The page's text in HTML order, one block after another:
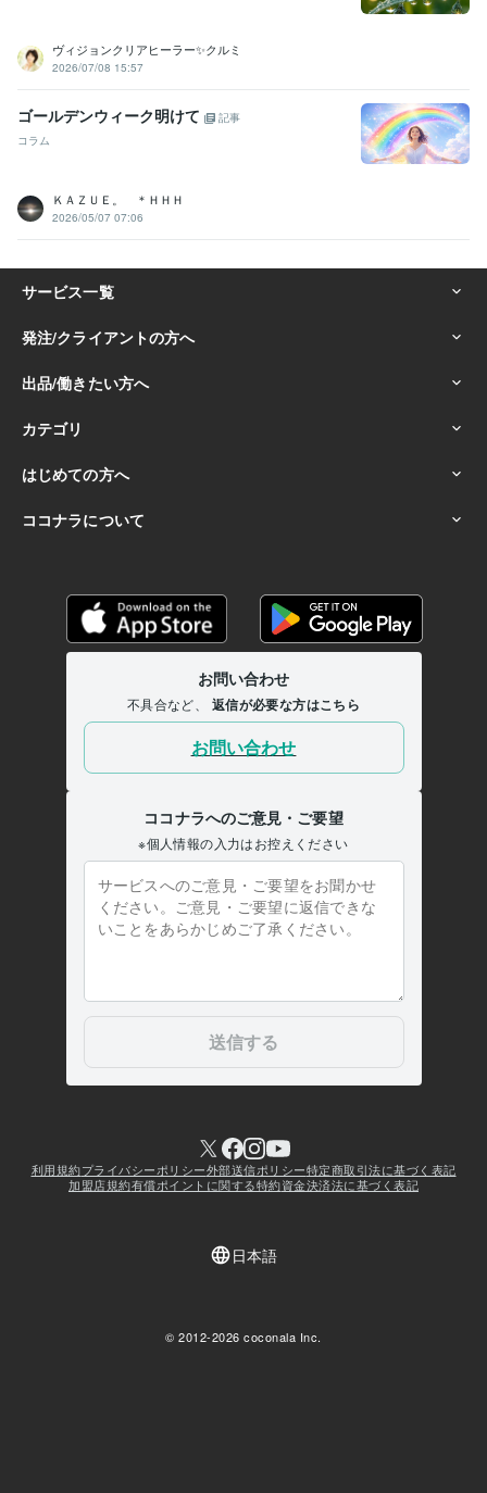
ヴィジョンクリアヒーラー✨クルミ
2026/07/08 15:57
ゴールデンウィーク明けて
記事
コラム
ＫＡＺＵＥ。 ＊ＨＨＨ
2026/05/07 07:06